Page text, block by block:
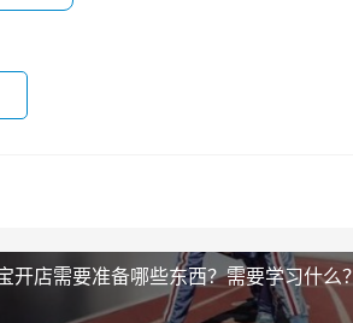
3个工作日就能审核完成;
、2W、3W、5W、10W。
需要30日。
开店需要准备哪些东西？需要学习什么？